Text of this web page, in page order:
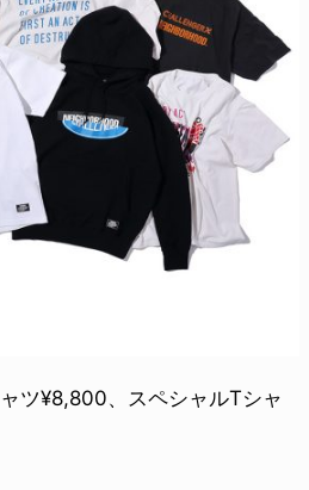
ツ¥8,800、スペシャルTシャ